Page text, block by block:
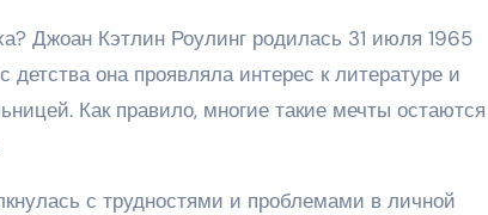
Джоан Кэтлин Роулинг родилась 31 июля 1965
она проявляла интерес к литературе и
Как правило, многие такие мечты остаются
с трудностями и проблемами в личной